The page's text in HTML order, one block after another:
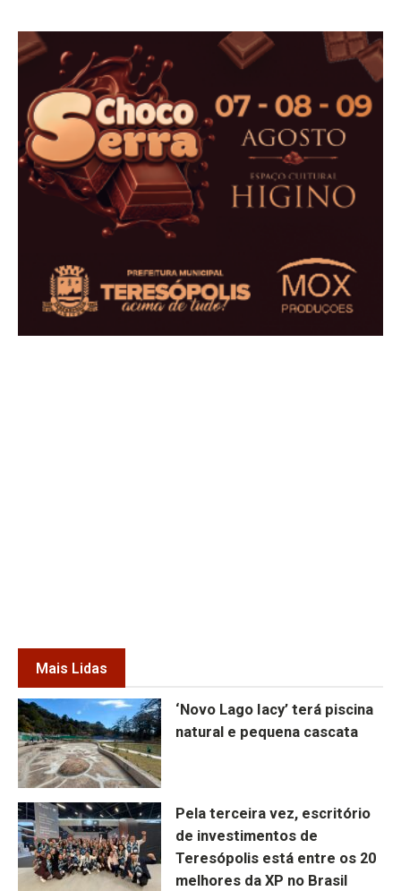
Mais Lidas
‘Novo Lago Iacy’ terá piscina
natural e pequena cascata
Pela terceira vez, escritório
de investimentos de
Teresópolis está entre os 20
melhores da XP no Brasil